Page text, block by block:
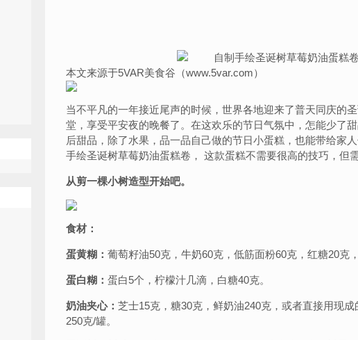
本文来源于5VAR美食谷（www.5var.com）
当不平凡的一年接近尾声的时候，世界各地迎来了普天同庆的
堂，享受平安夜的晚餐了。在这欢乐的节日气氛中，怎能少了
后甜品，除了水果，品一品自己做的节日小蛋糕，也能带给家
手绘圣诞树草莓奶油蛋糕卷， 这款蛋糕不需要很高的技巧，但
从剪一棵小树造型开始吧。
食材：
蛋黄糊： 葡萄籽油50克，牛奶60克，低筋面粉60克，红糖20克
蛋白糊： 蛋白5个，柠檬汁几滴，白糖40克。
奶油夹心： 芝士15克，糖30克，鲜奶油240克，或者直接用现成
250克/罐。